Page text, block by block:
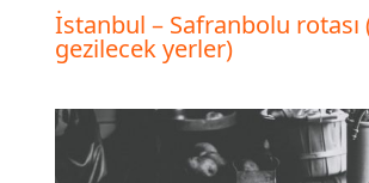
İstanbul – Safranbolu rotası
gezilecek yerler)